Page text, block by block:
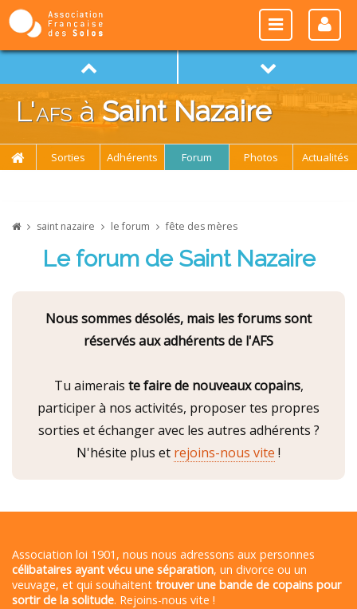
L'afsàSaint Nazaire
Sorties Adhérents Forum Photos Actualités
saint nazaire le forum fête des mères
Le forum de Saint Nazaire
Nous sommes désolés, mais les forums sont
réservés aux adhérents de l'AFS
Tu aimerais te faire de nouveaux copains,
participer à nos activités, proposer tes propres
sorties et échanger avec les autres adhérents ?
N'hésite plus et rejoins-nous vite !
Association loi 1901, nous nous adressons aux personnes
célibataires ayant vécu une séparation, un divorce ou un
veuvage, et qui souhaitent trouver une bande de copains pour
sortir de la solitude. Rejoins-nous vite !